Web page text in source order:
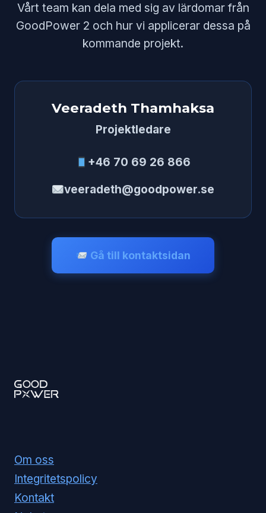
Vårt team kan dela med sig av lärdomar från
GoodPower 2 och hur vi applicerar dessa på
kommande projekt.
Veeradeth Thamhaksa
Projektledare
+46 70 69 26 866
veeradeth@goodpower.se
Gå till kontaktsidan
Om oss
Integritetspolicy
Kontakt